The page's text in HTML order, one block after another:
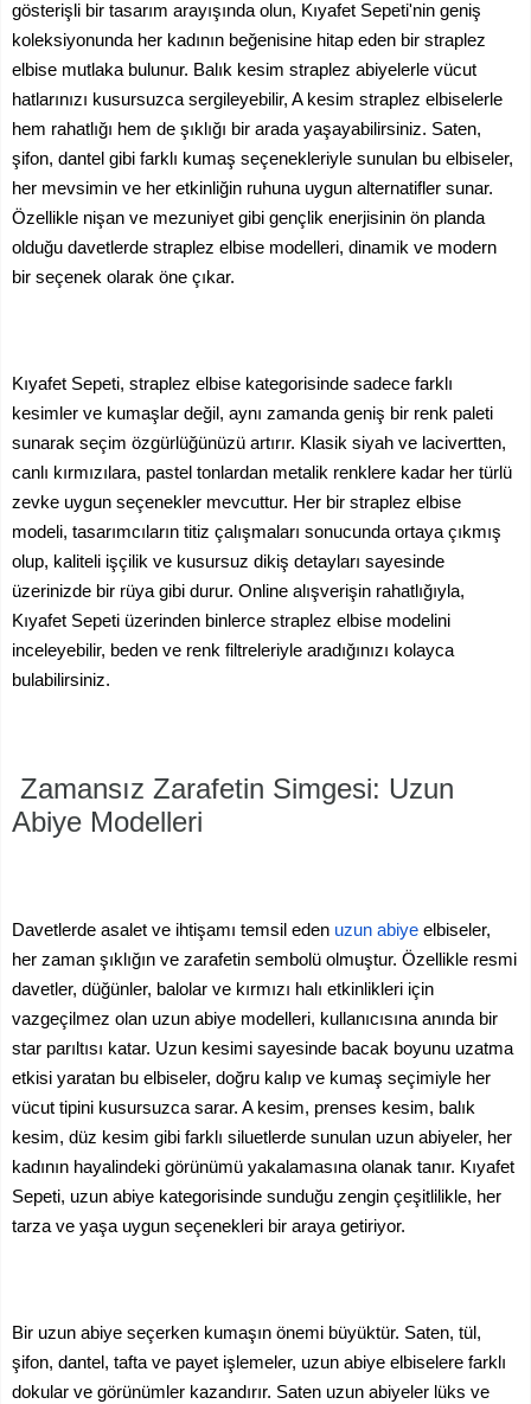
gösterişli bir tasarım arayışında olun, Kıyafet Sepeti'nin geniş
koleksiyonunda her kadının beğenisine hitap eden bir straplez
elbise mutlaka bulunur. Balık kesim straplez abiyelerle vücut
hatlarınızı kusursuzca sergileyebilir, A kesim straplez elbiselerle
hem rahatlığı hem de şıklığı bir arada yaşayabilirsiniz. Saten,
şifon, dantel gibi farklı kumaş seçenekleriyle sunulan bu elbiseler,
her mevsimin ve her etkinliğin ruhuna uygun alternatifler sunar.
Özellikle nişan ve mezuniyet gibi gençlik enerjisinin ön planda
olduğu davetlerde straplez elbise modelleri, dinamik ve modern
bir seçenek olarak öne çıkar.
Kıyafet Sepeti, straplez elbise kategorisinde sadece farklı
kesimler ve kumaşlar değil, aynı zamanda geniş bir renk paleti
sunarak seçim özgürlüğünüzü artırır. Klasik siyah ve lacivertten,
canlı kırmızılara, pastel tonlardan metalik renklere kadar her türlü
zevke uygun seçenekler mevcuttur. Her bir straplez elbise
modeli, tasarımcıların titiz çalışmaları sonucunda ortaya çıkmış
olup, kaliteli işçilik ve kusursuz dikiş detayları sayesinde
üzerinizde bir rüya gibi durur. Online alışverişin rahatlığıyla,
Kıyafet Sepeti üzerinden binlerce straplez elbise modelini
inceleyebilir, beden ve renk filtreleriyle aradığınızı kolayca
bulabilirsiniz.
Zamansız Zarafetin Simgesi: Uzun
Abiye Modelleri
Davetlerde asalet ve ihtişamı temsil eden uzun abiye elbiseler,
her zaman şıklığın ve zarafetin sembolü olmuştur. Özellikle resmi
davetler, düğünler, balolar ve kırmızı halı etkinlikleri için
vazgeçilmez olan uzun abiye modelleri, kullanıcısına anında bir
star parıltısı katar. Uzun kesimi sayesinde bacak boyunu uzatma
etkisi yaratan bu elbiseler, doğru kalıp ve kumaş seçimiyle her
vücut tipini kusursuzca sarar. A kesim, prenses kesim, balık
kesim, düz kesim gibi farklı siluetlerde sunulan uzun abiyeler, her
kadının hayalindeki görünümü yakalamasına olanak tanır. Kıyafet
Sepeti, uzun abiye kategorisinde sunduğu zengin çeşitlilikle, her
tarza ve yaşa uygun seçenekleri bir araya getiriyor.
Bir uzun abiye seçerken kumaşın önemi büyüktür. Saten, tül,
şifon, dantel, tafta ve payet işlemeler, uzun abiye elbiselere farklı
dokular ve görünümler kazandırır. Saten uzun abiyeler lüks ve